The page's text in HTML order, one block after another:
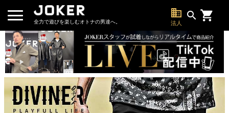
全力で遊びを楽しむオトナの男達へ。
business
法人
search